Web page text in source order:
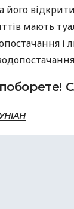
його
мають
і